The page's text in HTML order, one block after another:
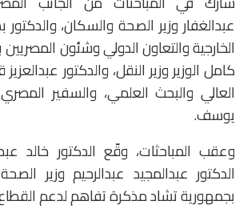
عبدالغفار وزير الصحة والسكان، والدكتور
الخارجية والتعاون الدولي وشئون
كامل الوزير وزير النقل، والدكتور
العالي والبحث العلمي، والسفير
يوسف.
وعقب المباحثات، وقّع الدكتور خالد
الدكتور عبدالمجيد عبدالرحيم وزير
بجمهورية تشاد مذكرة تفاهم لدعم